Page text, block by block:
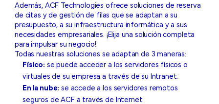
Además, ACF Technologies ofrece soluciones de reserva
de citas y de gestión de filas que se adaptan a su
presupuesto, a su infraestructura informática y a sus
necesidades empresariales. ¡Elija una solución completa
para impulsar su negocio!
Todas nuestras soluciones se adaptan de 3 maneras:
Físico: se puede acceder a los servidores físicos o
virtuales de su empresa a través de su Intranet.
En la nube: se accede a los servidores remotos
seguros de ACF a través de Internet.